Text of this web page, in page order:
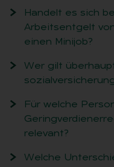
Handelt es sich
Arbeitsentgelt
einen Minijob?
Wer gilt
Für welche
relevant?
Welche